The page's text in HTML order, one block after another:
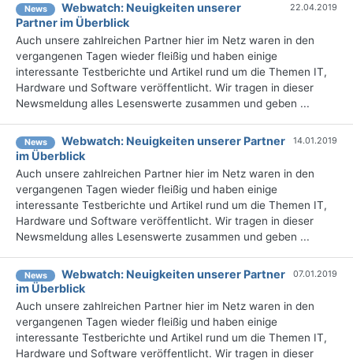
News
Webwatch: Neuigkeiten unserer
Partner im Überblick
22.04.2019
Auch unsere zahlreichen Partner hier im Netz waren in den
vergangenen Tagen wieder fleißig und haben einige
interessante Testberichte und Artikel rund um die Themen IT,
Hardware und Software veröffentlicht. Wir tragen in dieser
Newsmeldung alles Lesenswerte zusammen und geben ...
News
Webwatch: Neuigkeiten unserer Partner
im Überblick
14.01.2019
Auch unsere zahlreichen Partner hier im Netz waren in den
vergangenen Tagen wieder fleißig und haben einige
interessante Testberichte und Artikel rund um die Themen IT,
Hardware und Software veröffentlicht. Wir tragen in dieser
Newsmeldung alles Lesenswerte zusammen und geben ...
News
Webwatch: Neuigkeiten unserer Partner
im Überblick
07.01.2019
Auch unsere zahlreichen Partner hier im Netz waren in den
vergangenen Tagen wieder fleißig und haben einige
interessante Testberichte und Artikel rund um die Themen IT,
Hardware und Software veröffentlicht. Wir tragen in dieser